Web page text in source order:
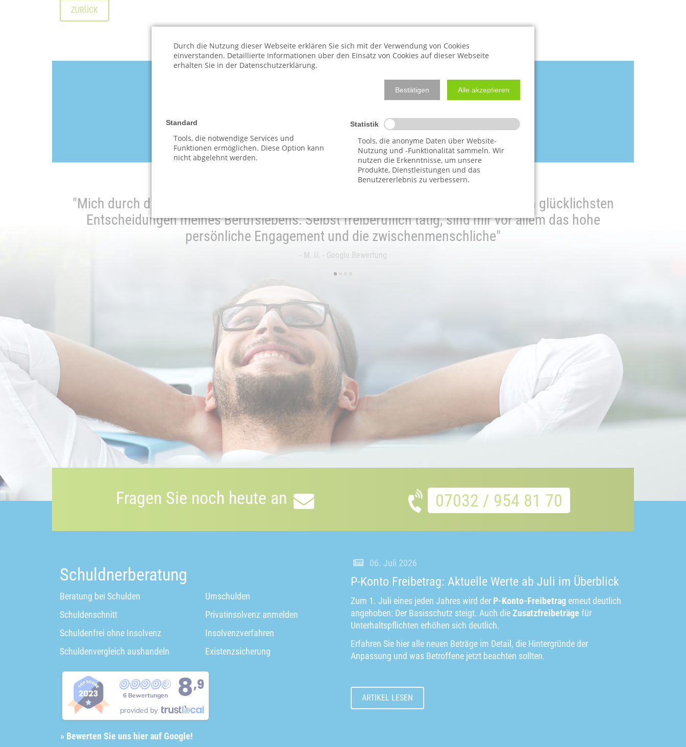
ZURÜCK
Machen Sie jetzt den ersten Schritt!
Ihre Anfrage ist kostenfrei, unverbindlich und, wenn gewünscht, ANONYM!
"Mich durch die Schuldnerberatung Schickner vertreten zu lassen, zähle ich zu den glücklichsten
Entscheidungen meines Berufslebens. Selbst freiberuflich tätig, sind mir vor allem das hohe
persönliche Engagement und die zwischenmenschliche"
- M. U. - Google Bewertung
•
Fragen Sie noch heute an 07032 / 954 81 70
Schuldnerberatung
Beratung bei Schulden
Schuldenschnitt
Schuldenfrei ohne Insolvenz
Schuldenvergleich aushandeln
Umschulden
Privatinsolvenz anmelden
Insolvenzverfahren
Existenzsicherung
6 Bewertungen 8,9
provided by
» Bewerten Sie uns hier auf Google!
06. Juli 2026
P-Konto Freibetrag: Aktuelle Werte ab Juli im Überblick
Zum 1. Juli eines jeden Jahres wird der P-Konto-Freibetrag erneut deutlich
angehoben: Der Basisschutz steigt. Auch dieZusatzfreibeträge für
Unterhaltspflichten erhöhen sich deutlich.
Erfahren Sie hier alle neuen Beträge im Detail, die Hintergründe der
Anpassung und was Betroffene jetzt beachten sollten.
ARTIKEL LESEN
Durch die Nutzung dieser Webseite erklären Sie sich mit der Verwendung von Cookies
einverstanden. Detaillierte Informationen über den Einsatz von Cookies auf dieser Webseite
erhalten Sie in der Datenschutzerklärung.
Bestätigen Alle akzeptieren
Standard
Tools, die notwendige Services und
Funktionen ermöglichen. Diese Option kann
nicht abgelehnt werden.
Statistik
Tools, die anonyme Daten über Website-
Nutzung und -Funktionalität sammeln. Wir
nutzen die Erkenntnisse, um unsere
Produkte, Dienstleistungen und das
Benutzererlebnis zu verbessern.